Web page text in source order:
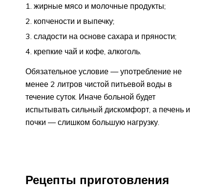
жирные мясо и молочные продукты;
копчености и выпечку;
сладости на основе сахара и пряности;
крепкие чай и кофе, алкоголь.
Обязательное условие — употребление не
менее 2 литров чистой питьевой воды в
течение суток. Иначе больной будет
испытывать сильный дискомфорт, а печень и
почки — слишком большую нагрузку.
Рецепты приготовления